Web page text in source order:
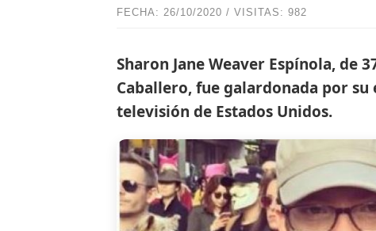
FECHA: 26/10/2020 / VISITAS: 982
Sharon Jane Weaver Espínola, de
Caballero, fue galardonada por
televisión de Estados Unidos.